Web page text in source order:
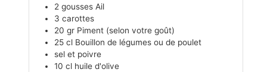
2 gousses Ail
3 carottes
20 gr Piment (selon votre goût)
25 cl Bouillon de légumes ou de poulet
sel et poivre
10 cl huile d'olive